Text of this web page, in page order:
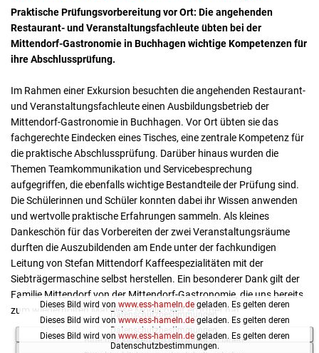
Praktische Prüfungsvorbereitung vor Ort: Die angehenden
Restaurant- und Veranstaltungsfachleute übten bei der
Mittendorf-Gastronomie in Buchhagen wichtige Kompetenzen für
ihre Abschlussprüfung.
Im Rahmen einer Exkursion besuchten die angehenden Restaurant-
und Veranstaltungsfachleute einen Ausbildungsbetrieb der
Mittendorf-Gastronomie in Buchhagen. Vor Ort übten sie das
fachgerechte Eindecken eines Tisches, eine zentrale Kompetenz für
die praktische Abschlussprüfung. Darüber hinaus wurden die
Themen Teamkommunikation und Servicebesprechung
aufgegriffen, die ebenfalls wichtige Bestandteile der Prüfung sind.
Die Schülerinnen und Schüler konnten dabei ihr Wissen anwenden
und wertvolle praktische Erfahrungen sammeln. Als kleines
Dankeschön für das Vorbereiten der zwei Veranstaltungsräume
durften die Auszubildenden am Ende unter der fachkundigen
Leitung von Stefan Mittendorf Kaffeespezialitäten mit der
Siebträgermaschine selbst herstellen. Ein besonderer Dank gilt der
Familie Mittendorf von der Mittendorf-Gastronomie, die uns bereits
zum wiederholten Mal diese Möglichkeit eröffnet hat.
Bitte hier klicken um den Inhalt zu laden.
Dieses Bild wird von www.ess-hameln.degeladen. Es gelten deren
Datenschutzbestimmungen.
Dieses Bild wird vonwww.ess-hameln.degeladen. Es gelten deren
Datenschutzbestimmungen.
Dieses Bild wird vonwww.ess-hameln.degeladen. Es gelten deren
Datenschutzbestimmungen.